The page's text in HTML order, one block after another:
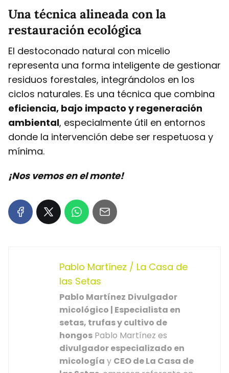
Una técnica alineada con la
restauración ecológica
El destoconado natural con micelio
representa una forma inteligente de gestionar
residuos forestales, integrándolos en los
ciclos naturales. Es una técnica que combina
eficiencia, bajo impacto y regeneración
ambiental, especialmente útil en entornos
donde la intervención debe ser respetuosa y
mínima.
¡Nos vemos en el monte!
Pablo Martínez / La Casa de
las Setas
Pablo Martínez Divulgador
micológico | Especialista en
setas, trufas y cultivo de
hongos Pablo Martínez es
divulgador especializado en
micología y CEO de La Casa de